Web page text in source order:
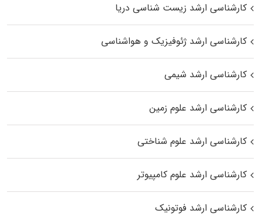
کارشناسی ارشد زیست‌ شناسی دریا
کارشناسی ارشد ژئوفیزیک و هواشناسی
کارشناسی ارشد شیمی
کارشناسی ارشد علوم زمین
کارشناسی ارشد علوم شناختی
کارشناسی ارشد علوم کامپیوتر
کارشناسی ارشد فوتونیک